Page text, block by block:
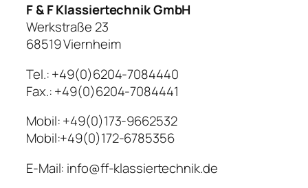
F & F Klassiertechnik GmbH
Werkstraße 23
68519 Viernheim
Tel.: +49(0)6204-7084440
Fax.: +49(0)6204-7084441
Mobil: +49(0)173-9662532
Mobil:+49(0)172-6785356
E-Mail: info@ff-klassiertechnik.de